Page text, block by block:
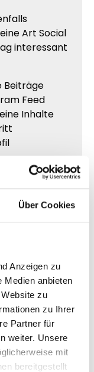
Über Cookies
Anzeigen zu
Medien anbieten
zu
zu Ihrer
Partner für
weiter. Unsere
mit
bereitgestellt
Art Social
interessant
Beiträge
Feed
Inhalte
kaufen
kaufen
mehr
und
Dadurch
Beitrag
ist
ein